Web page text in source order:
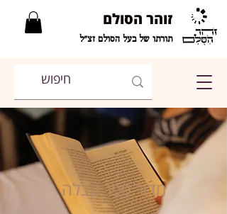
זוהר הסולם
תורתו של בעל הסולם זצ"ל
מדור ספר קבלה